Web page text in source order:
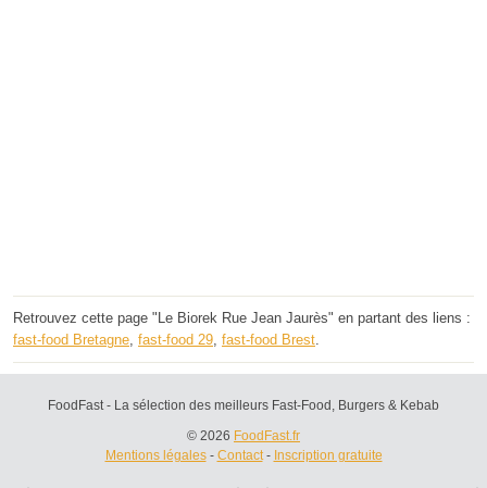
Retrouvez cette page "Le Biorek Rue Jean Jaurès" en partant des liens :
fast-food Bretagne fast-food 29 fast-food Brest
FoodFast - La sélection des meilleurs Fast-Food, Burgers & Kebab
© 2026 FoodFast.fr
Mentions légales- Contact- Inscription gratuite